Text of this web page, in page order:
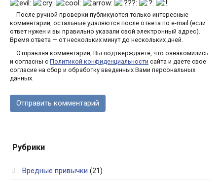
После ручной проверки публикуются только интересные
комментарии, остальные удаляются после ответа по e-mail (если
ответ нужен и вы правильно указали свой электронный адрес).
Время ответа — от нескольких минут до нескольких дней.
Отправляя комментарий, Вы подтверждаете, что ознакомились
и согласны с Политикой конфиденциальности сайта и даете свое
согласие на сбор и обработку введенных Вами персональных
данных.
Рубрики
Вредные привычки (21)